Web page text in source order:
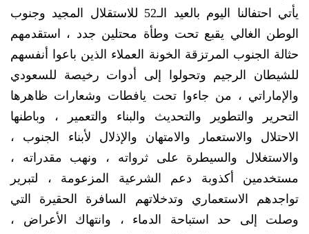
يأتي احتفالنا اليوم بالعيد الـ52 للاستقلال المجيد وجنوب
الوطن الغالي يقبع تحت وطأة محتلين جدد ، استقدمهم
حثالة الجنوب المرتزقة الخونة العملاء الذين باعوا أنفسهم
للشيطان الرجيم وتحولوا إلى أدوات رخيصة للسعودي
والإماراتي ، من جاءوا تحت يافطات وشعارات ظاهرها
التحرير والتطوير والتحديث والبناء والتعمير ، وباطنها
الاحتلال والاستعمار والامتهان والإذلال لأبناء الجنوب ،
والاستغلال والسيطرة على ثرواته ، ونهب مقدراته ،
مستخدمين أكذوبة دعم الشرعية المزعومة ، لتبرير
تواجدهم الاستعماري وتدخلاتهم السافرة الحقيرة التي
وصلت إلى حد استباحة الدماء ، وانتهاك الأعراض ،